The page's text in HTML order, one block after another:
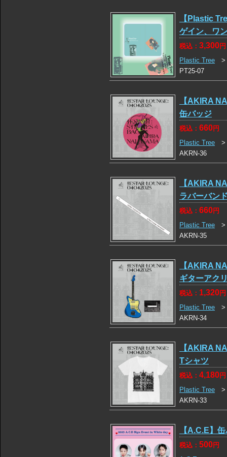
【Plastic
ゲイン、ワ
税込： 3,300円
Plastic Tree
PT25-07
【AKIRA
缶バッジ
税込： 660円
Plastic Tree
AKRN-36
【AKIRA
ラバーバン
税込： 660円
Plastic Tree
AKRN-35
【AKIRA
ギターアク
税込： 1,320円
Plastic Tree
AKRN-34
【AKIRA
Tシャツ
税込： 4,180円
Plastic Tree
AKRN-33
【A.C.E】
税込： 500円